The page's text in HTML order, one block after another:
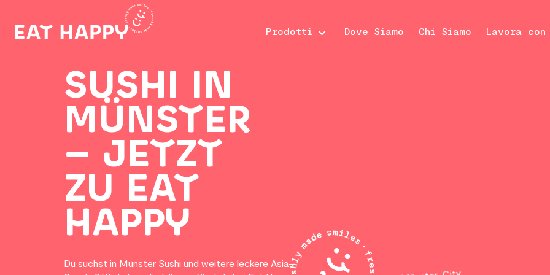
MAIN
Prodotti Dove Siamo Chi Siamo Lavora
SUSHI IN
MÜNSTER
– JETZT
ZU EAT
HAPPY
Du suchst in Münster Sushi und weitere leckere Asia-